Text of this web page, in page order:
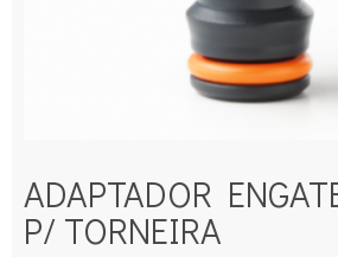
ADAPTADOR
P/ TORNEIRA